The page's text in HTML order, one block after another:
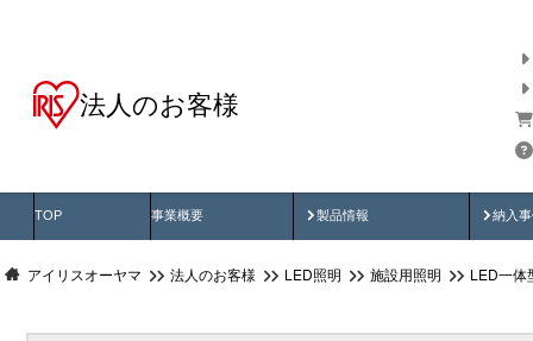
法人のお客様
TOP 事業概要 製品情報
製品動画 納入
納
アイリスオーヤマ 法人のお客様 LED照明 施設用照明 LED一体